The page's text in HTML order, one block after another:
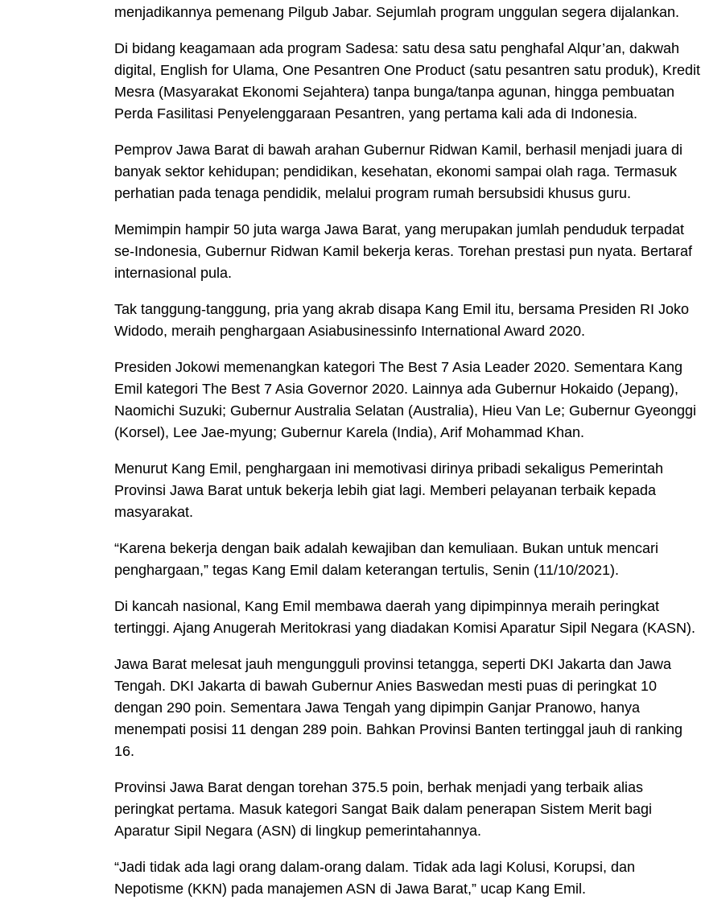
menjadikannya pemenang Pilgub Jabar. Sejumlah program unggulan segera dijalankan.
Di bidang keagamaan ada program Sadesa: satu desa satu penghafal Alqur’an, dakwah
digital, English for Ulama, One Pesantren One Product (satu pesantren satu produk), Kredit
Mesra (Masyarakat Ekonomi Sejahtera) tanpa bunga/tanpa agunan, hingga pembuatan
Perda Fasilitasi Penyelenggaraan Pesantren, yang pertama kali ada di Indonesia.
Pemprov Jawa Barat di bawah arahan Gubernur Ridwan Kamil, berhasil menjadi juara di
banyak sektor kehidupan; pendidikan, kesehatan, ekonomi sampai olah raga. Termasuk
perhatian pada tenaga pendidik, melalui program rumah bersubsidi khusus guru.
Memimpin hampir 50 juta warga Jawa Barat, yang merupakan jumlah penduduk terpadat
se-Indonesia, Gubernur Ridwan Kamil bekerja keras. Torehan prestasi pun nyata. Bertaraf
internasional pula.
Tak tanggung-tanggung, pria yang akrab disapa Kang Emil itu, bersama Presiden RI Joko
Widodo, meraih penghargaan Asiabusinessinfo International Award 2020.
Presiden Jokowi memenangkan kategori The Best 7 Asia Leader 2020. Sementara Kang
Emil kategori The Best 7 Asia Governor 2020. Lainnya ada Gubernur Hokaido (Jepang),
Naomichi Suzuki; Gubernur Australia Selatan (Australia), Hieu Van Le; Gubernur Gyeonggi
(Korsel), Lee Jae-myung; Gubernur Karela (India), Arif Mohammad Khan.
Menurut Kang Emil, penghargaan ini memotivasi dirinya pribadi sekaligus Pemerintah
Provinsi Jawa Barat untuk bekerja lebih giat lagi. Memberi pelayanan terbaik kepada
masyarakat.
“Karena bekerja dengan baik adalah kewajiban dan kemuliaan. Bukan untuk mencari
penghargaan,” tegas Kang Emil dalam keterangan tertulis, Senin (11/10/2021).
Di kancah nasional, Kang Emil membawa daerah yang dipimpinnya meraih peringkat
tertinggi. Ajang Anugerah Meritokrasi yang diadakan Komisi Aparatur Sipil Negara (KASN).
Jawa Barat melesat jauh mengungguli provinsi tetangga, seperti DKI Jakarta dan Jawa
Tengah. DKI Jakarta di bawah Gubernur Anies Baswedan mesti puas di peringkat 10
dengan 290 poin. Sementara Jawa Tengah yang dipimpin Ganjar Pranowo, hanya
menempati posisi 11 dengan 289 poin. Bahkan Provinsi Banten tertinggal jauh di ranking
16.
Provinsi Jawa Barat dengan torehan 375.5 poin, berhak menjadi yang terbaik alias
peringkat pertama. Masuk kategori Sangat Baik dalam penerapan Sistem Merit bagi
Aparatur Sipil Negara (ASN) di lingkup pemerintahannya.
“Jadi tidak ada lagi orang dalam-orang dalam. Tidak ada lagi Kolusi, Korupsi, dan
Nepotisme (KKN) pada manajemen ASN di Jawa Barat,” ucap Kang Emil.